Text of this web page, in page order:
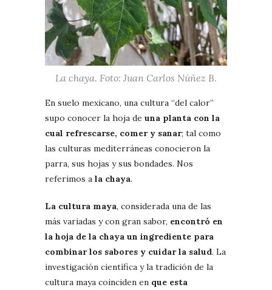
La chaya. Foto: Juan Carlos Núñez B.
En suelo mexicano, una cultura “del calor”
supo conocer la hoja de una planta con la
cual refrescarse, comer y sanar; tal como
las culturas mediterráneas conocieron la
parra, sus hojas y sus bondades. Nos
referimos a la chaya.
La cultura maya, considerada una de las
más variadas y con gran sabor, encontró en
la hoja de la chaya un ingrediente para
combinar los sabores y cuidar la salud. La
investigación científica y la tradición de la
cultura maya coinciden en que esta